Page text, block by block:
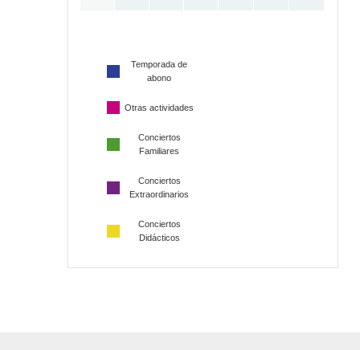
Temporada de
abono
Otras actividades
Conciertos
Familiares
Conciertos
Extraordinarios
Conciertos
Didácticos